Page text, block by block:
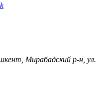
Мирабадский р-н, ул.